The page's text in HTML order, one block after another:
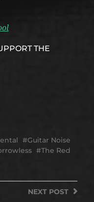
THE
Guitar Noise
The Red
NEXT POST